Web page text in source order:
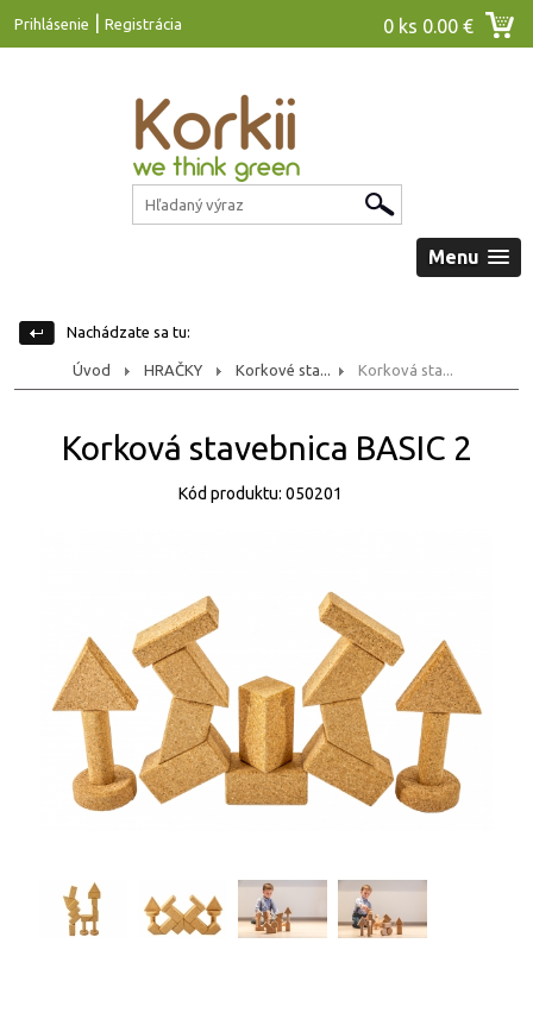
Prihlásenie Registrácia 0 ks 0.00 €
Menu
Nachádzate sa tu:
Úvod HRAČKY Korkové sta... Korková sta...
Korková stavebnica BASIC 2
Kód produktu: 050201